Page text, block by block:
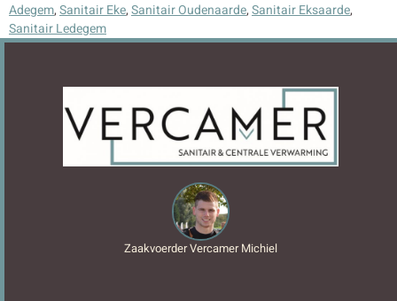
Adegem,Sanitair Eke,Sanitair Oudenaarde,Sanitair Eksaarde,
Sanitair Ledegem
Zaakvoerder Vercamer Michiel